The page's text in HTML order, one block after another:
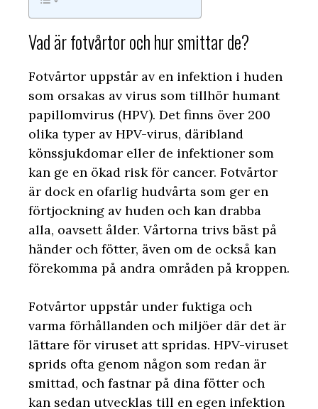
Vad är fotvårtor och hur smittar de?
Fotvårtor uppstår av en infektion i huden
som orsakas av virus som tillhör humant
papillomvirus (HPV). Det finns över 200
olika typer av HPV-virus, däribland
könssjukdomar eller de infektioner som
kan ge en ökad risk för cancer. Fotvårtor
är dock en ofarlig hudvårta som ger en
förtjockning av huden och kan drabba
alla, oavsett ålder. Vårtorna trivs bäst på
händer och fötter, även om de också kan
förekomma på andra områden på kroppen.
Fotvårtor uppstår under fuktiga och
varma förhållanden och miljöer där det är
lättare för viruset att spridas. HPV-viruset
sprids ofta genom någon som redan är
smittad, och fastnar på dina fötter och
kan sedan utvecklas till en egen infektion